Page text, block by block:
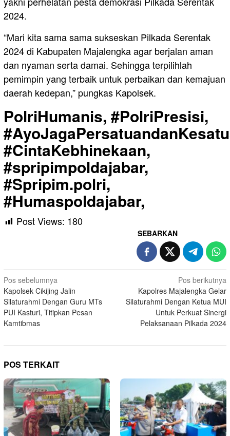
2024.
“Mari kita sama sama sukseskan Pilkada Serentak
2024 di Kabupaten Majalengka agar berjalan aman
dan nyaman serta damai. Sehingga terpilihlah
pemimpin yang terbaik untuk perbaikan dan kemajuan
daerah kedepan,” pungkas Kapolsek.
PolriHumanis, #PolriPresisi,
#CintaKebhinekaan,
#spripimpoldajabar,
#Spripim.polri,
#Humaspoldajabar,
Post Views: 180
SEBARKAN
Navigasi
pos
Pos sebelumnya
Kapolsek Cikijing Jalin
Silaturahmi Dengan Guru MTs
PUI Kasturi, Titipkan Pesan
Kamtibmas
Pos berikutnya
Kapolres Majalengka Gelar
Silaturahmi Dengan Ketua MUI
Untuk Perkuat Sinergi
Pelaksanaan Pilkada 2024
POS TERKAIT